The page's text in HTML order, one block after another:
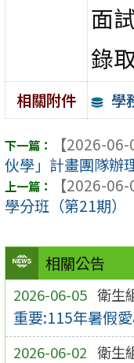
相關公告
2026-06-05 衛生
重要:115年暑假
2026-06-02 衛生
面
錄
相關附件 學
【2026-06-
伙學」計畫團隊辦
【2026-06-
學分班（第21期）